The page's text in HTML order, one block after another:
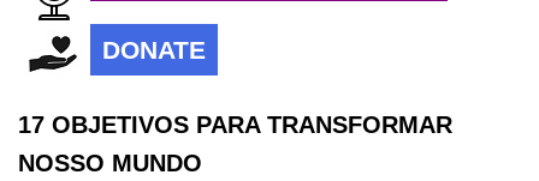
DONATE
17 OBJETIVOS PARA TRANSFORMAR
NOSSO MUNDO